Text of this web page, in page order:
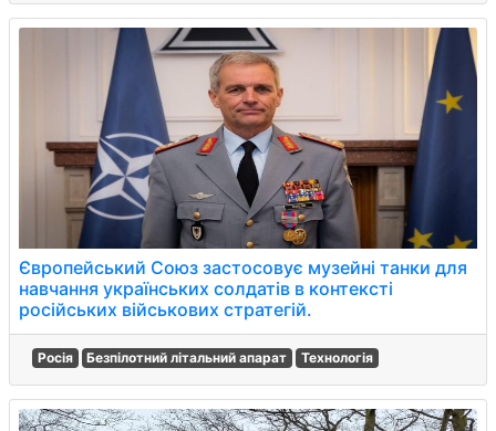
Європейський Союз застосовує музейні танки для
навчання українських солдатів в контексті
російських військових стратегій.
Росія Безпілотний літальний апарат Технологія